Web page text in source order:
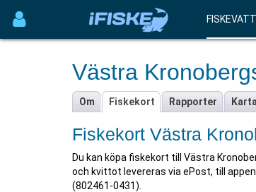
Västra
Om Fiskekort Rapporter Karta
Fiskekort Västra
Du kan köpa fiskekort till Västra
och kvittot levereras via ePost, till
(802461-0431).